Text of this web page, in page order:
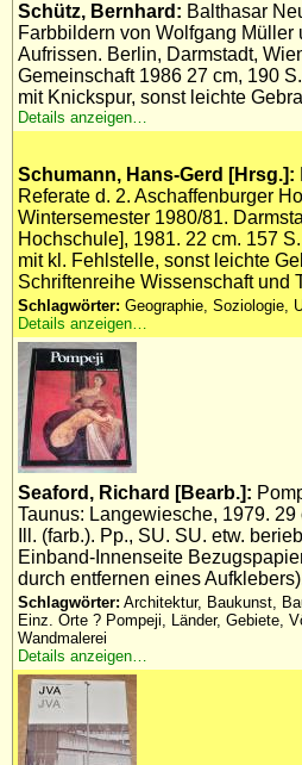
Schütz, Bernhard: Balthasar
Farbbildern von Wolfgang Müller
Aufrissen. Berlin, Darmstadt,
Gemeinschaft 1986 27 cm, 190
mit Knickspur, sonst leichte
Details anzeigen…
Schumann, Hans-Gerd [Hrsg.]:
Referate d. 2. Aschaffenburger
Wintersemester 1980/81.
Hochschule], 1981. 22 cm. 157
mit kl. Fehlstelle, sonst leichte
Schriftenreihe Wissenschaft und
Schlagwörter: Geographie, Soziologie,
Details anzeigen…
Seaford, Richard [Bearb.]:
Taunus: Langewiesche, 1979.
Ill. (farb.). Pp., SU. SU. etw.
Einband-Innenseite
durch entfernen eines
Schlagwörter: Architektur, Baukunst,
Einz. Orte ? Pompeji, Länder, Gebiete,
Wandmalerei
Details anzeigen…